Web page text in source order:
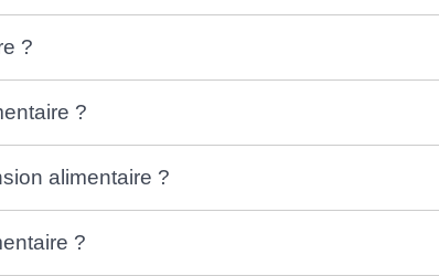
?
?
alimentaire ?
?